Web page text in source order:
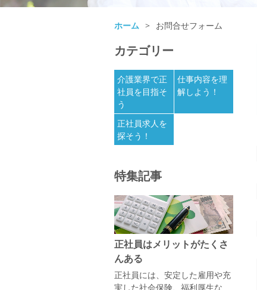
ホーム > お問合せフォーム
カテゴリー
介護業界で正
社員を目指そ
う
仕事内容を理
解しよう！
正社員求人を
探そう！
特集記事
正社員はメリットがたくさ
んある
正社員には、安定した雇用や充
実した社会保険、福利厚生な